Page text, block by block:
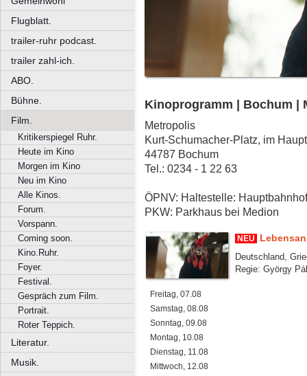
Flugblatt.
trailer-ruhr podcast.
trailer zahl-ich.
ABO.
Bühne.
Film.
Kritikerspiegel Ruhr.
Heute im Kino
Morgen im Kino
Neu im Kino
Alle Kinos.
Forum.
Vorspann.
Coming soon.
Kino.Ruhr.
Foyer.
Festival.
Gespräch zum Film.
Portrait.
Roter Teppich.
Literatur.
Musik.
Kinoprogramm | Bochum |
Metropolis
Kurt-Schumacher-Platz, im
44787 Bochum
Tel.: 0234 - 1 22 63
ÖPNV: Haltestelle: Hauptbahnhof
PKW: Parkhaus bei Medion
NEU
Deutschland,
Regie: György
Freitag, 07.08
Samstag, 08.08
Sonntag, 09.08
Montag, 10.08
Dienstag, 11.08
Mittwoch, 12.08